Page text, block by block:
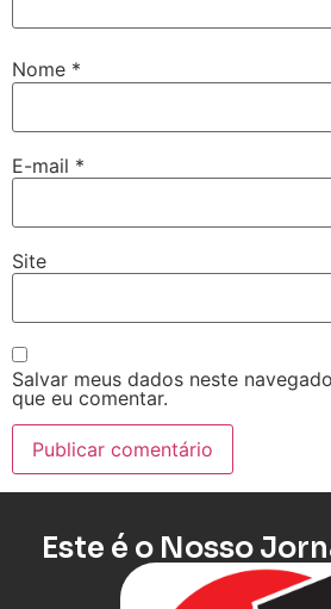
Nome *
E-mail *
Site
Salvar meus dados neste
que eu comentar.
Este é o Nosso